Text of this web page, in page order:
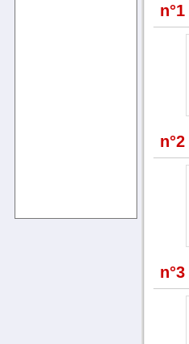
n°1
n°2
n°3